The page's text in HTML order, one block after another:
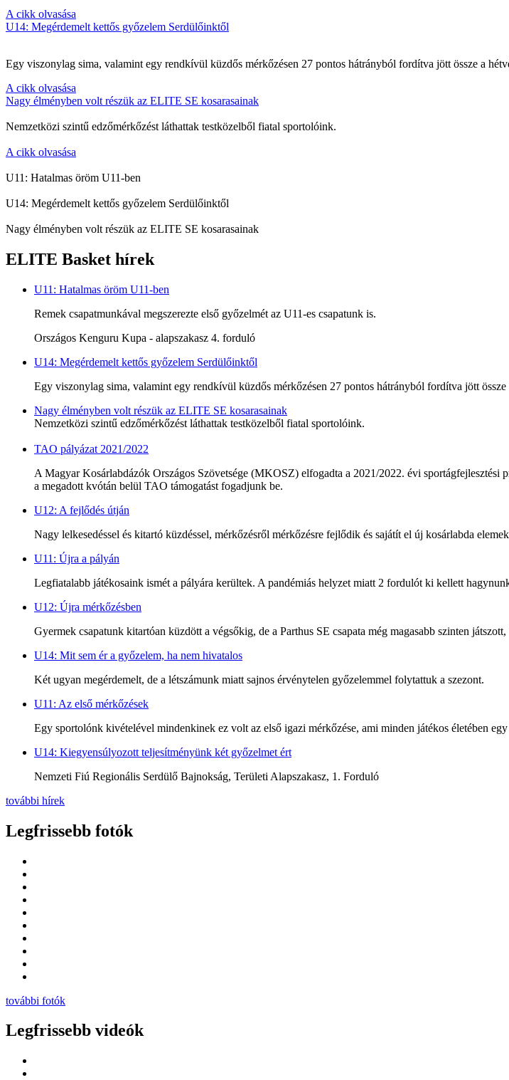
A cikk olvasása
U14: Megérdemelt kettős győzelem Serdülőinktől
Egy viszonylag sima, valamint egy rendkívül küzdős mérkőzésen 27 pontos hátrányból fordítva jött össze a
A cikk olvasása
Nagy élményben volt részük az ELITE SE kosarasainak
Nemzetközi szintű edzőmérkőzést láthattak testközelből fiatal sportolóink.
A cikk olvasása
U11: Hatalmas öröm U11-ben
U14: Megérdemelt kettős győzelem Serdülőinktől
Nagy élményben volt részük az ELITE SE kosarasainak
ELITE Basket hírek
U11: Hatalmas öröm U11-ben
Remek csapatmunkával megszerezte első győzelmét az U11-es csapatunk is.
Országos Kenguru Kupa - alapszakasz 4. forduló
U14: Megérdemelt kettős győzelem Serdülőinktől
Egy viszonylag sima, valamint egy rendkívül küzdős mérkőzésen 27 pontos hátrányból fordítva jött össze
Nagy élményben volt részük az ELITE SE kosarasainak
Nemzetközi szintű edzőmérkőzést láthattak testközelből fiatal sportolóink.
TAO pályázat 2021/2022
A Magyar Kosárlabdázók Országos Szövetsége (MKOSZ) elfogadta a 2021/2022. évi
a megadott kvótán belül TAO támogatást fogadjunk be.
U12: A fejlődés útján
Nagy lelkesedéssel és kitartó küzdéssel, mérkőzésről mérkőzésre fejlődik és sajátít el új kosárlabda
U11: Újra a pályán
Legfiatalabb játékosaink ismét a pályára kerültek. A pandémiás helyzet miatt 2 fordulót ki kellett
U12: Újra mérkőzésben
Gyermek csapatunk kitartóan küzdött a végsőkig, de a Parthus SE csapata még magasabb szinten
U14: Mit sem ér a győzelem, ha nem hivatalos
Két ugyan megérdemelt, de a létszámunk miatt sajnos érvénytelen győzelemmel folytattuk a szezont.
U11: Az első mérkőzések
Egy sportolónk kivételével mindenkinek ez volt az első igazi mérkőzése, ami minden játékos életében
U14: Kiegyensúlyozott teljesítményünk két győzelmet ért
Nemzeti Fiú Regionális Serdülő Bajnokság, Területi Alapszakasz, 1. Forduló
további hírek
Legfrissebb fotók
további fotók
Legfrissebb videók